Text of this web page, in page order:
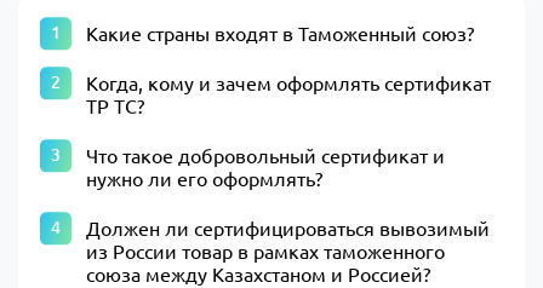
Какие страны входят в Таможенный союз?
Когда, кому и зачем оформлять сертификат
ТР ТС?
Что такое добровольный сертификат и
нужно ли его оформлять?
Должен ли сертифицироваться вывозимый
из России товар в рамках таможенного
союза между Казахстаном и Россией?